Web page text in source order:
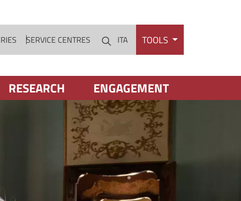
SERVICE CENTRES CercaITA TOOLS
RESEARCH ENGAGEMENT